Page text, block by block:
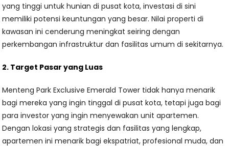
yang tinggi untuk hunian di pusat kota, investasi di sini
memiliki potensi keuntungan yang besar. Nilai properti di
kawasan ini cenderung meningkat seiring dengan
perkembangan infrastruktur dan fasilitas umum di sekitarnya.
2. Target Pasar yang Luas
Menteng Park Exclusive Emerald Tower tidak hanya menarik
bagi mereka yang ingin tinggal di pusat kota, tetapi juga bagi
para investor yang ingin menyewakan unit apartemen.
Dengan lokasi yang strategis dan fasilitas yang lengkap,
apartemen ini menarik bagi ekspatriat, profesional muda, dan